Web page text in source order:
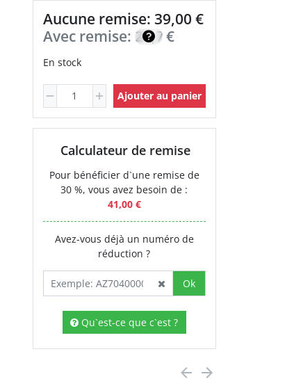
Aucune remise: 39,00 €
Avec remise: 27,70
€
En stock
Ajouter au panier
Calculateur de remise
Pour bénéficier d`une remise de
30 %, vous avez besoin de :
41,00 €
Avez-vous déjà un numéro de
réduction ?
Ok
Qu`est-ce que c`est ?